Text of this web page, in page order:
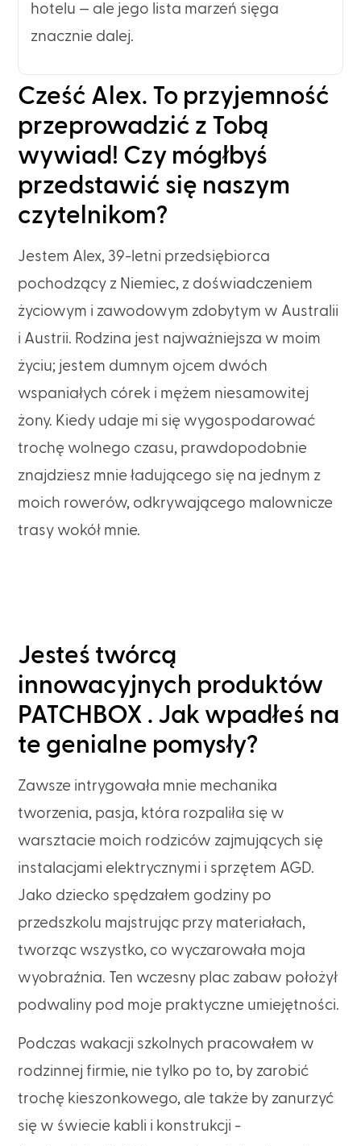
hotelu — ale jego lista marzeń sięga
znacznie dalej.
Cześć Alex. To przyjemność
przeprowadzić z Tobą
wywiad! Czy mógłbyś
przedstawić się naszym
czytelnikom?
Jestem Alex, 39-letni przedsiębiorca
pochodzący z Niemiec, z doświadczeniem
życiowym i zawodowym zdobytym w Australii
i Austrii. Rodzina jest najważniejsza w moim
życiu; jestem dumnym ojcem dwóch
wspaniałych córek i mężem niesamowitej
żony. Kiedy udaje mi się wygospodarować
trochę wolnego czasu, prawdopodobnie
znajdziesz mnie ładującego się na jednym z
moich rowerów, odkrywającego malownicze
trasy wokół mnie.
Jesteś twórcą
innowacyjnych produktów
PATCHBOX . Jak wpadłeś na
te genialne pomysły?
Zawsze intrygowała mnie mechanika
tworzenia, pasja, która rozpaliła się w
warsztacie moich rodziców zajmujących się
instalacjami elektrycznymi i sprzętem AGD.
Jako dziecko spędzałem godziny po
przedszkolu majstrując przy materiałach,
tworząc wszystko, co wyczarowała moja
wyobraźnia. Ten wczesny plac zabaw położył
podwaliny pod moje praktyczne umiejętności.
Podczas wakacji szkolnych pracowałem w
rodzinnej firmie, nie tylko po to, by zarobić
trochę kieszonkowego, ale także by zanurzyć
się w świecie kabli i konstrukcji -